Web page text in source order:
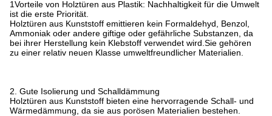
1Vorteile von Holztüren aus Plastik: Nachhaltigkeit für die Umwelt
ist die erste Priorität.
Holztüren aus Kunststoff emittieren kein Formaldehyd, Benzol,
Ammoniak oder andere giftige oder gefährliche Substanzen, da
bei ihrer Herstellung kein Klebstoff verwendet wird.Sie gehören
zu einer relativ neuen Klasse umweltfreundlicher Materialien.
2. Gute Isolierung und Schalldämmung
Holztüren aus Kunststoff bieten eine hervorragende Schall- und
Wärmedämmung, da sie aus porösen Materialien bestehen.